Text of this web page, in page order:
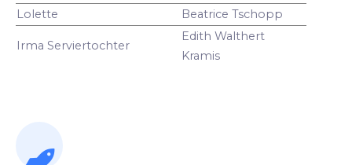
Lolette
Beatrice Tschopp
Irma Serviertochter
Edith Walthert
Kramis